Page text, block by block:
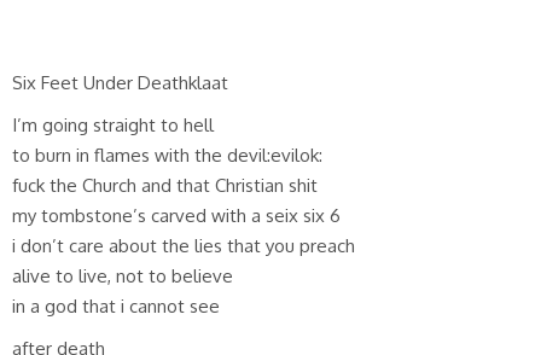
Six Feet Under Deathklaat
I’m going straight to hell
to burn in flames with the devil:evilok:
fuck the Church and that Christian shit
my tombstone’s carved with a seix six 6
i don’t care about the lies that you preach
alive to live, not to believe
in a god that i cannot see
after death